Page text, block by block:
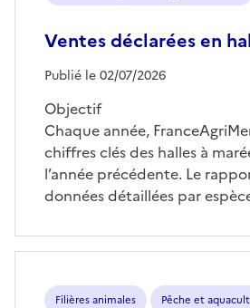
Ventes déclarées en
Publié le 02/07/2026
Objectif
Chaque année,
chiffres clés des halles à
l’année précédente. Le
données détaillées par
Filières animales Pêche et